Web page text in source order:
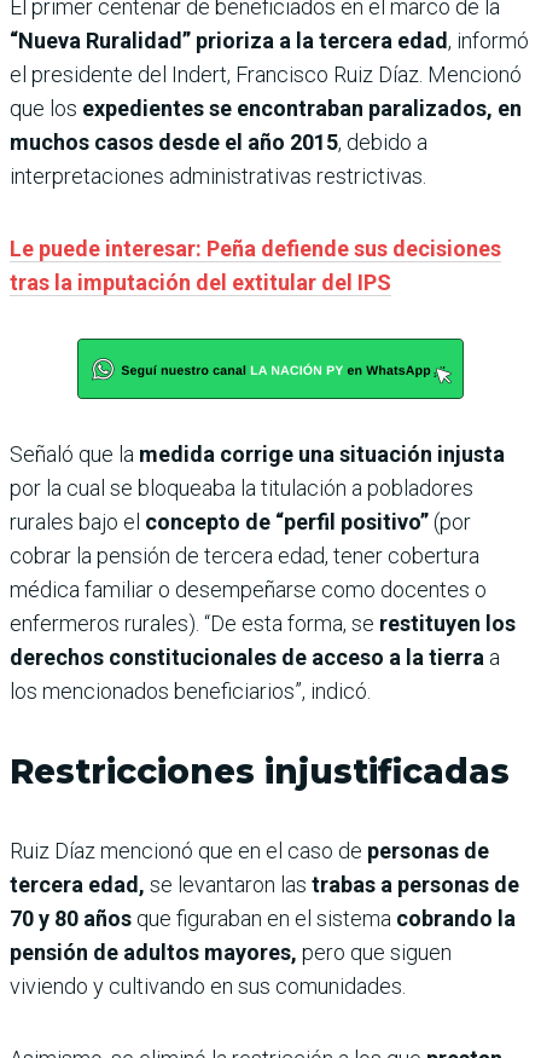
El primer centenar de beneficiados en el marco de la
“Nueva Ruralidad” prioriza a la tercera edad, informó
el presidente del Indert, Francisco Ruiz Díaz. Mencionó
que los expedientes se encontraban paralizados, en
muchos casos desde el año 2015, debido a
interpretaciones administrativas restrictivas.
Le puede interesar: Peña defiende sus decisiones
tras la imputación del extitular del IPS
Señaló que la medida corrige una situación injusta
por la cual se bloqueaba la titulación a pobladores
rurales bajo el concepto de “perfil positivo”(por
cobrar la pensión de tercera edad, tener cobertura
médica familiar o desempeñarse como docentes o
enfermeros rurales). “De esta forma, se restituyen los
derechos constitucionales de acceso a la tierra a
los mencionados beneficiarios”, indicó.
Restricciones injustificadas
Ruiz Díaz mencionó que en el caso de personas de
tercera edad, se levantaron las trabas a personas de
70 y 80 años que figuraban en el sistema cobrando la
pensión de adultos mayores, pero que siguen
viviendo y cultivando en sus comunidades.